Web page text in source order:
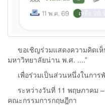
ขอเชิญร่วมแสดงความคิดเห็
มหาวิทยาลัยน่าน พ.ศ. ....”
เพื่อร่วมเป็นส่วนหนึ่งในการ
ระหว่างวันที่ 11 พฤษภาคม
คณะกรรมการกฤษฎีกา